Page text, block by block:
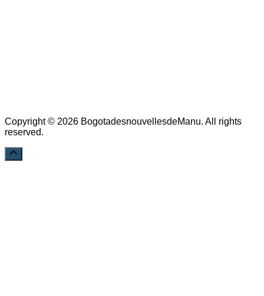
Copyright © 2026 BogotadesnouvellesdeManu. All rights
reserved.